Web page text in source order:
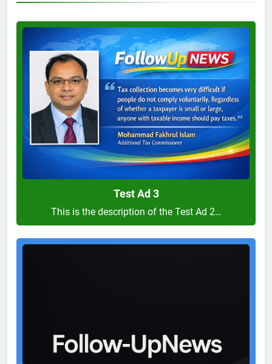
Ad
3
Test Ad 3
This is the description of the Test Ad 2…